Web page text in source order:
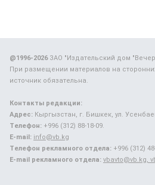
@1996-2026ЗАО "Издательский дом
При размещении материалов на
источник обязательна.
Контакты редакции:
Адрес: Кыргызстан, г. Бишкек, ул.
Телефон: +996 (312) 88-18-09.
E-mail: info@vb.kg
Телефон рекламного отдела: +996 (312)
E-mail рекламного отдела: vbavto@vb.kg,